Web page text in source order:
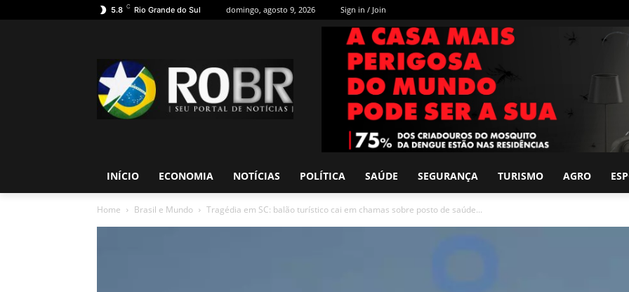
5.8 C Rio Grande do Sul domingo, agosto 9, 2026 Sign in / Join
INÍCIO ECONOMIA NOTÍCIAS POLÍTICA SAÚDE SEGURANÇA TURISMO AGRO
Home Brasil e Mundo Tragédia em SC: balão turístico cai em chamas sobre posto de saúde...